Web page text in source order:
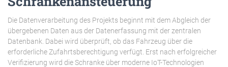
Die Datenverarbeitung des Projekts beginnt mit dem Abgleich der
übergebenen Daten aus der Datenerfassung mit der zentralen
Datenbank. Dabei wird überprüft, ob das Fahrzeug über die
erforderliche Zufahrtsberechtigung verfügt. Erst nach erfolgreicher
Verifizierung wird die Schranke über moderne IoT-Technologien